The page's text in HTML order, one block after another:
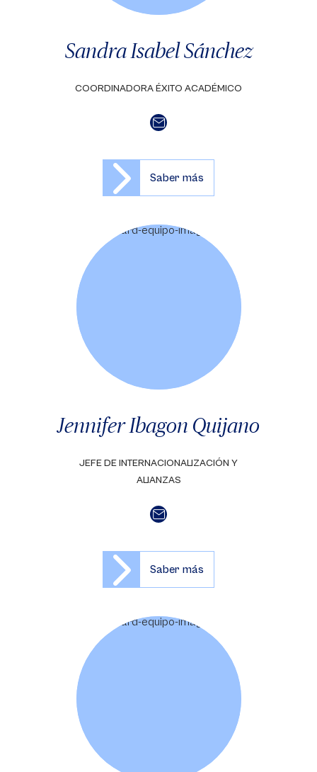
Sandra Isabel Sánchez
COORDINADORA ÉXITO ACADÉMICO
Saber más
Jennifer Ibagon Quijano
JEFE DE INTERNACIONALIZACIÓN Y
ALIANZAS
Saber más